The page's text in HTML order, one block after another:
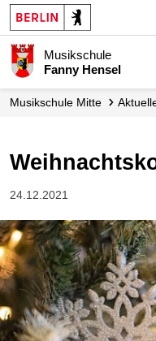
Musikschule
Fanny Hensel
Musikschule Mitte
24.12.2021